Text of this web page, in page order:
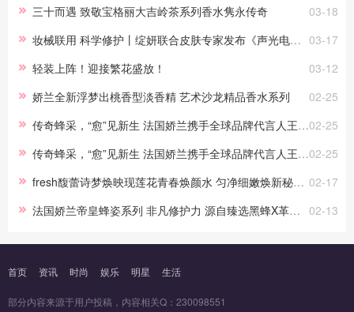
幕。 本届...
03-18
三十而遇 致敬宝格丽大吉岭茶系列香水隽永传奇
03-17
妆械联用 科学修护丨绽妍联合皮肤专家发布《声光电救急蓝宝书》
03-12
轻装上阵！迎接繁花盛放！
02-25
娇兰全新浮梦出桃香型淡香精 艺术沙龙精品香水系列
02-25
传奇蜂采，“愈”见新生 法国娇兰携手全球品牌代言人王鹤棣焕启全新第四代黄金复原蜜
02-25
传奇蜂采，“愈”见新生 法国娇兰携手全球品牌代言人王鹤棣焕启全新第四代黄金复原蜜
02-17
fresh馥蕾诗梦焕映现莲花青春焕颜水 匀净细嫩焕新秘密 尽展肌肤【磨皮】术
02-13
法国娇兰帝皇蜂姿系列 非凡修护力 源自臻选黑蜂X革新科学 全新第四代 黄金复原蜜*
首页 资讯 时尚 娱乐 明星 生活
部分内容来源于用户投稿，内容相关Q：230098551